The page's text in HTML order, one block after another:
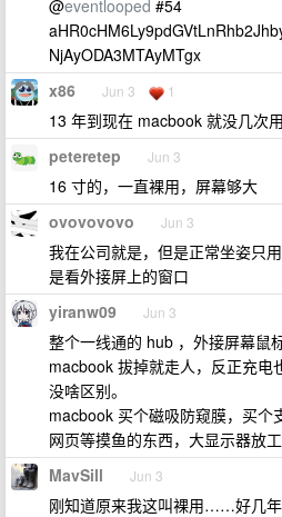
@eventlooped #54
NjAyODA3MTAyMTgx
x86 Jun 3 1
13 年到现在 macbook 就没几次
peteretep Jun 3
16 寸的，一直裸用，屏幕够大
ovovovovo Jun 3
我在公司就是，但是正常坐姿只
是看外接屏上的窗口
yiranw09 Jun 3
整个一线通的 hub ，外接屏幕鼠
macbook 拔掉就走人，反正充
没啥区别。
macbook 买个磁吸防窥膜，买个
网页等摸鱼的东西，大显示器放工
MavSill Jun 3
刚知道原来我这叫裸用……好几